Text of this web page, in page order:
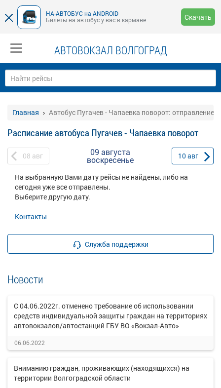
НА-АВТОБУС на ANDROID
Билеты на автобус у вас в кармане
Скачать
АВТОВОКЗАЛ ВОЛГОГРАД
Главная Автобус Пугачев - Чапаевка поворот: отправление
Расписание автобуса Пугачев - Чапаевка поворот
08 авг 09 августа
воскресенье 10авг
На выбранную Вами дату рейсы не найдены, либо на
сегодня уже все отправлены.
Выберите другую дату.
Контакты
Служба поддержки
Новости
С 04.06.2022г. отменено требование об использовании
средств индивидуальной защиты граждан на территориях
автовокзалов/автостанций ГБУ ВО «Вокзал-Авто»
06.06.2022
Вниманию граждан, проживающих (находящихся) на
территории Волгоградской области